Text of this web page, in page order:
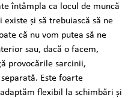
întâmpla ca locul de muncă
și să trebuiască să ne
că nu vom putea să ne
sau, dacă o facem,
provocările sarcinii,
Este foarte
flexibil la schimbări și